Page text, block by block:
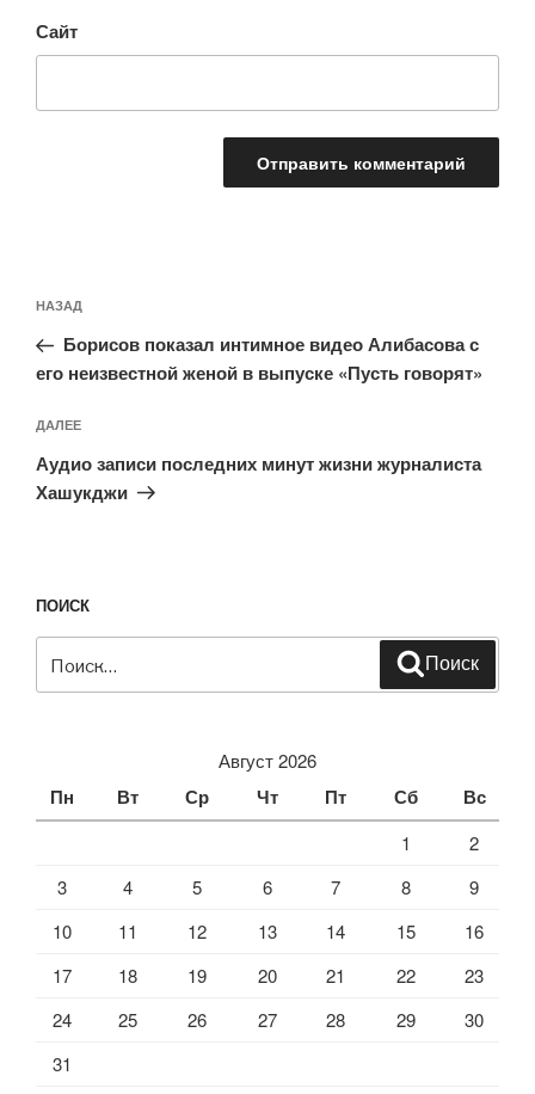
Сайт
по
записям
Предыдущая
запись:
НАЗАД
Борисов показал интимное видео Алибасова с
его неизвестной женой в выпуске «Пусть говорят»
Следующая
запись
ДАЛЕЕ
Аудио записи последних минут жизни журналиста
Хашукджи
ПОИСК
Поиск
Август 2026
Пн Вт Ср Чт Пт Сб Вс
1
2
3
4 5 6 7 8
9
10
11 12 13 14 15
16
17
18 19 20 21 22
23
24
25 26 27 28 29
30
31